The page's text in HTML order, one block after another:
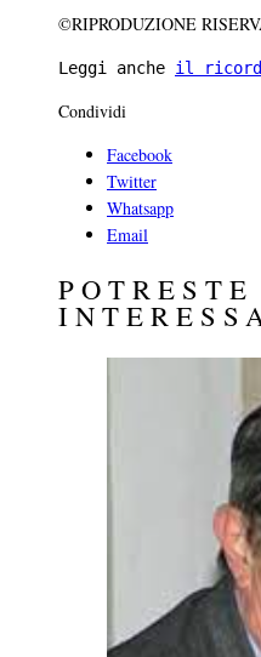
©RIPRODUZIONE
Leggi anche il
Condividi
Facebook
Twitter
Whatsapp
Email
POTRESTE